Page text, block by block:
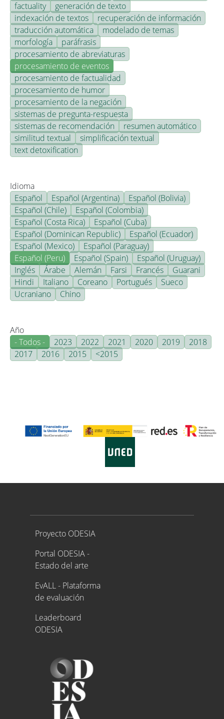
factuality
generación de texto
indexación de textos
recuperación de información
traducción automática
modelado de temas
morfología
paráfrasis
procesamiento de abreviaturas
procesamiento de eventos
procesamiento de factualidad
procesamiento de humor
procesamiento de la negación
sistemas de pregunta-respuesta
sistemas de recomendación
resumen automático
similitud textual
simplificación textual
text detoxification
Idioma
Español
Español (Argentina)
Español (Bolivia)
Español (Chile)
Español (Colombia)
Español (Costa Rica)
Español (Cuba)
Español (Dominican Republic)
Español (Ecuador)
Español (Mexico)
Español (Paraguay)
Español (Peru)
Español (Spain)
Español (Uruguay)
Inglés
Árabe Alemán Farsi Francés
Guarani
Hindi
Italiano Coreano Portugués
Sueco
Ucraniano
Chino
Año
- Todos -
2023 2022 2021 2020 2019
2018
2017
2016 2015 <2015
Proyecto ODESIA
Proyecto ODESIA
Portal ODESIA -
Estado del arte
EvALL - Plataforma
de evaluación
Leaderboard
ODESIA